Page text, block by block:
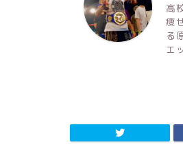
高
痩
る
エ